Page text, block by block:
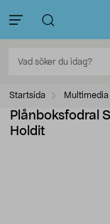
Startsida Multimedia
Plånboksfodral
Holdit